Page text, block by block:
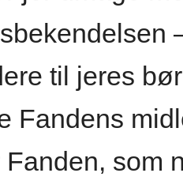
til jeres
Fandens
Fanden, som